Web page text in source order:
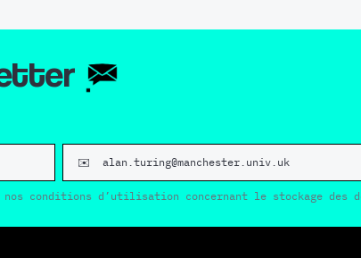
conditions d’utilisation concernant le stockage des